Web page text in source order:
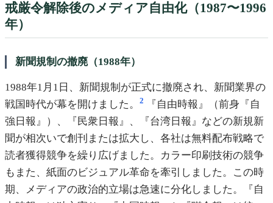
戒厳令解除後のメディア自由化（1987〜1996
年）
新聞規制の撤廃（1988年）
1988年1月1日、新聞規制が正式に撤廃され、新聞業界の
戦国時代が幕を開けました。
2
『自由時報』（前身『自
強日報』）、『民衆日報』、『台湾日報』などの新規新
聞が相次いで創刊または拡大し、各社は無料配布戦略で
読者獲得競争を繰り広げました。カラー印刷技術の競争
もまた、紙面のビジュアル革命を牽引しました。この時
期、メディアの政治的立場は急速に分化しました。『自